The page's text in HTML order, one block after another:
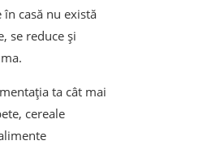
casă nu există
se reduce și
ta cât mai
cereale